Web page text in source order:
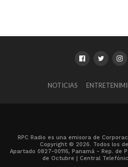
NOTICIAS
RPC Radio es una emisora de
Copyright © 2026. Todos los
Apartado 0827-00116, Panamá - Rep. de
de Octubre | Central